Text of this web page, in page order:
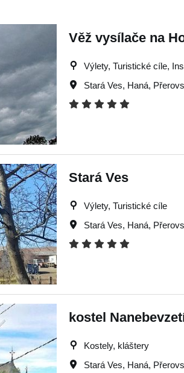
Věž vysílače na
Výlety, Turistické cíle,
Stará Ves, Haná,
Stará Ves
Výlety, Turistické cíle
Stará Ves, Haná,
kostel
Kostely, kláštery
Stará Ves, Haná,